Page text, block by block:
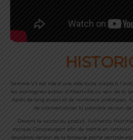
Sammie V1 est née d’une idée toute simple à
les montagnes autour d’Albertville au sein de la
Après de long essais et de nombreux prototypes,
de commercialiser la première version
Devant le succès du produit, Authentic
marque Compressport afin de mettre en
deuxième version de la fameuse poche ventrale